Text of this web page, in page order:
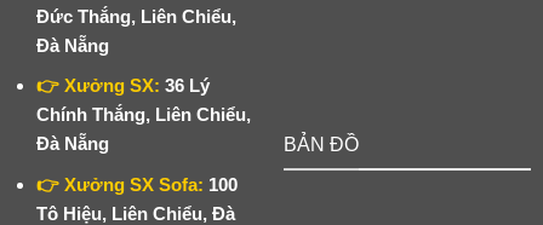
Đức Thắng, Liên Chiểu,
Đà Nẵng
👉 Xưởng SX: 36 Lý
Chính Thắng, Liên Chiểu,
Đà Nẵng
👉 Xưởng SX Sofa: 100
Tô Hiệu, Liên Chiểu, Đà
BẢN ĐỒ